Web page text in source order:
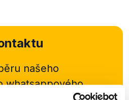
našeho
whatsappového